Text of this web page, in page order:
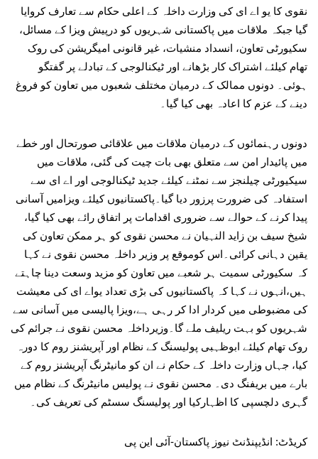
نقوی کا یو اے ای کی وزارت داخلہ کے اعلی حکام سے تعارف کروایا
گیا جبکہ ملاقات میں پاکستانی شہریوں کو درپیش ویزا کے مسائل،
سکیورٹی تعاون، انسداد منشیات، غیر قانونی امیگریشن کی روک
تھام کیلئے اشتراک کار بڑھانے اور ٹیکنالوجی کے تبادلے پر گفتگو
ہوئی۔ دونوں ممالک کے درمیان مختلف شعبوں میں تعاون کو فروغ
دینے کے عزم کا اعادہ بھی کیا گیا۔
دونوں رہنمائوں کے درمیان ملاقات میں علاقائی صورتحال اور خطے
میں پائیدار امن سے متعلق بھی بات چیت کی گئی، ملاقات میں
سیکیورٹی چیلنجز سے نمٹنے کیلئے جدید ٹیکنالوجی اور اے ای سے
استفادہ کی ضرورت پرزور دیا گیا۔پاکستانیوں کیلئے ویزامیں آسانی
پیدا کرنے کے حوالے سے ضروری اقدامات پر اتفاق رائے بھی کیا گیا،
شیخ سیف بن زاید النہیان نے محسن نقوی کو ہر ممکن تعاون کی
یقین دہانی کرائی۔اس کوموقع پر وزیر داخلہ محسن نقوی نے کہا
کہ سکیورٹی سمیت ہر شعبے میں تعاون کو مزید وسعت دینا چاہتے
ہیں،انہوں نے کہا کہ پاکستانیوں کی بڑی تعداد یواے ای کی معیشت
کی مضبوطی میں کردار ادا کر رہی ہے،ویزا پالیسی میں آسانی سے
شہریوں کو بہت ریلیف ملے گا۔وزیرداخلہ محسن نقوی نے جرائم کی
روک تھام کیلئے ابوظہبی پولیسنگ کے نظام اور آپریشنز روم کا دورہ
کیا، جہاں وزارت داخلہ کے حکام نے ان کو مانیٹرنگ آپریشنز روم کے
بارے میں بریفنگ دی۔ محسن نقوی نے پولیس مانیٹرنگ کے نظام میں
گہری دلچسپی کا اظہارکیا اور پولیسنگ سسٹم کی تعریف کی۔
کریڈٹ: انڈیپنڈنٹ نیوز پاکستان-آئی این پی